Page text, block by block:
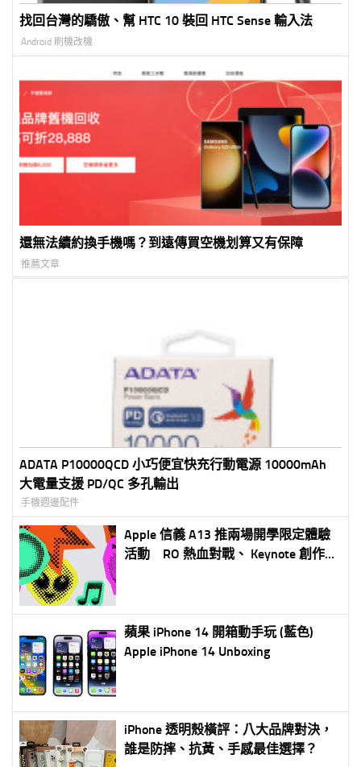
找回台灣的驕傲、幫 HTC 10 裝回 HTC Sense 輸入法
Android 刷機改機
還無法續約換手機嗎？到遠傳買空機划算又有保障
推薦文章
ADATA P10000QCD 小巧便宜快充行動電源 10000mAh
大電量支援 PD/QC 多孔輸出
手機週邊配件
Apple 信義 A13 推兩場開學限定體驗
活動 RO 熱血對戰、 Keynote 創作一
蘋果 iPhone 14 開箱動手玩 (藍色)
Apple iPhone 14 Unboxing
iPhone 透明殼橫評：八大品牌對決，
誰是防摔、抗黃、手感最佳選擇？